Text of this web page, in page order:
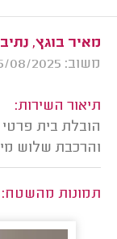
מאיר בוגץ,
משוב: 05/08/2025
תיאור השירות:
הובלת בית
והרכבת שלוש
תמונות מהשטח: